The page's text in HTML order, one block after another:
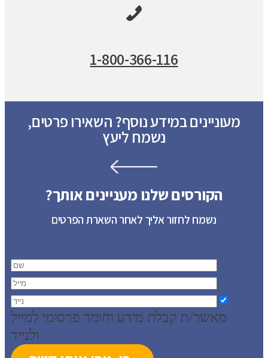
1-800-366-116
מעוניינים במידע נוסף? השאירו פרטים,
נשמח ליעץ
הקורסים שלנו מעניינים אותך?
נשמח לחזור אליך לאחר השארת הפרטים
מאשר/ת קבלת מידע וחומר פרסומי למייל
ולנייד